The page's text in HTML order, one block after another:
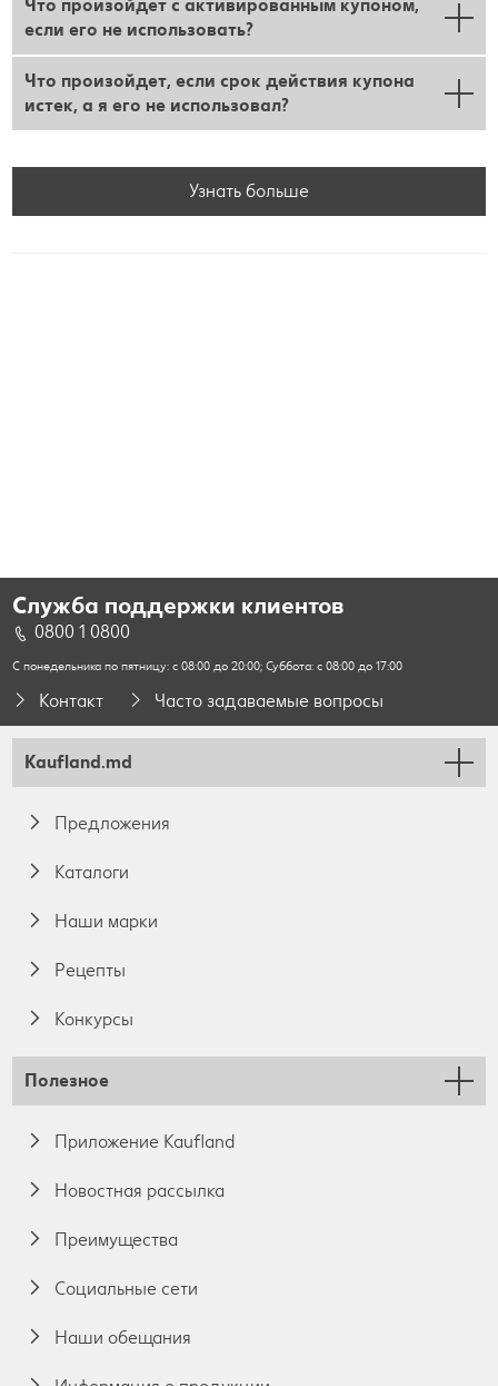
Что произойдет с активированным купоном,
если его не использовать?
Что произойдет, если срок действия купона
истек, а я его не использовал?
Узнать больше
Служба поддержки клиентов
0800 1 0800
С понедельника по пятницу: с 08:00 до 20:00; Суббота: с 08:00 до 17:00
Контакт Часто задаваемые вопросы
Kaufland.md
Предложения
Каталоги
Наши марки
Pецепты
Конкурсы
Полезное
Приложение Kaufland
Новостная рассылка
Преимущества
Социальные сети
Наши обещания